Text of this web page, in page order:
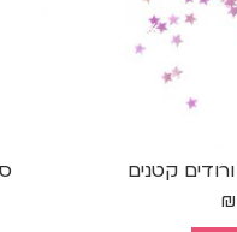
קטנים
₪